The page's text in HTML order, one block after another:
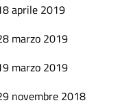
aprile 2019
marzo 2019
marzo 2019
novembre 2018